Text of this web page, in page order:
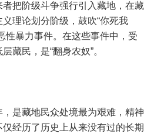
把阶级斗争强行引入藏地，在藏
理论划分阶级，鼓吹“你死我
性暴力事件。在这些事件中，受
藏民，是“翻身农奴”。
是藏地民众处境最为艰难，精神
经历了历史上从来没有过的长期